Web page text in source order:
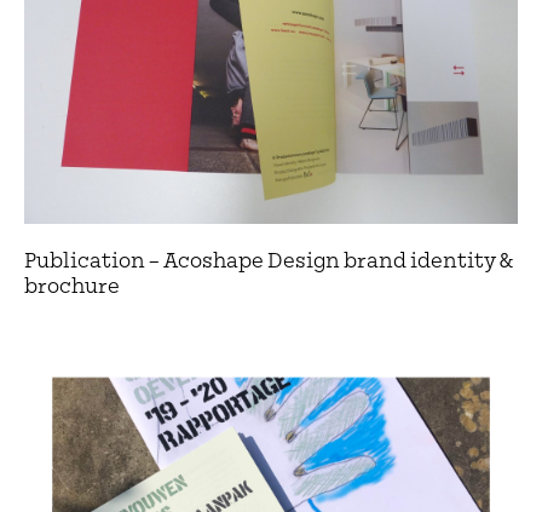
Publication – Acoshape Design brand identity &
brochure